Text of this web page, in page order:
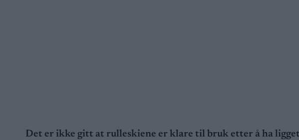
Det er ikke gitt at rulleskiene er klare til bruk etter å ha